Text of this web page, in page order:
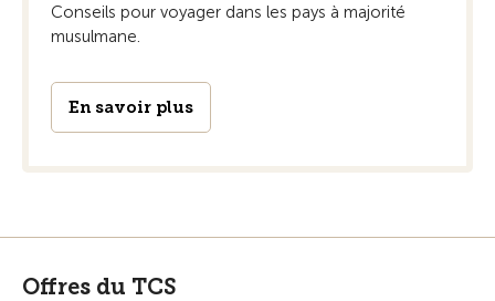
Conseils pour voyager dans les pays à majorité
musulmane.
En savoir plus
Offres du TCS